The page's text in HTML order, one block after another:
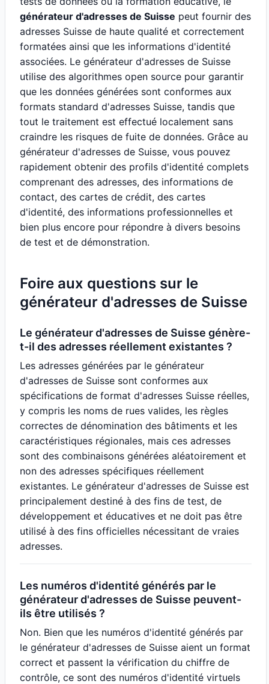
générateur d'adresses de Suisse peut fournir des
adresses Suisse de haute qualité et correctement
formatées ainsi que les informations d'identité
associées. Le générateur d'adresses de Suisse
utilise des algorithmes open source pour garantir
que les données générées sont conformes aux
formats standard d'adresses Suisse, tandis que
tout le traitement est effectué localement sans
craindre les risques de fuite de données. Grâce au
générateur d'adresses de Suisse, vous pouvez
rapidement obtenir des profils d'identité complets
comprenant des adresses, des informations de
contact, des cartes de crédit, des cartes
d'identité, des informations professionnelles et
bien plus encore pour répondre à divers besoins
de test et de démonstration.
Foire aux questions sur le
générateur d'adresses de Suisse
Le générateur d'adresses de Suisse génère-
t-il des adresses réellement existantes ?
Les adresses générées par le générateur
d'adresses de Suisse sont conformes aux
spécifications de format d'adresses Suisse réelles,
y compris les noms de rues valides, les règles
correctes de dénomination des bâtiments et les
caractéristiques régionales, mais ces adresses
sont des combinaisons générées aléatoirement et
non des adresses spécifiques réellement
existantes. Le générateur d'adresses de Suisse est
principalement destiné à des fins de test, de
développement et éducatives et ne doit pas être
utilisé à des fins officielles nécessitant de vraies
adresses.
Les numéros d'identité générés par le
générateur d'adresses de Suisse peuvent-
ils être utilisés ?
Non. Bien que les numéros d'identité générés par
le générateur d'adresses de Suisse aient un format
correct et passent la vérification du chiffre de
contrôle, ce sont des numéros d'identité virtuels